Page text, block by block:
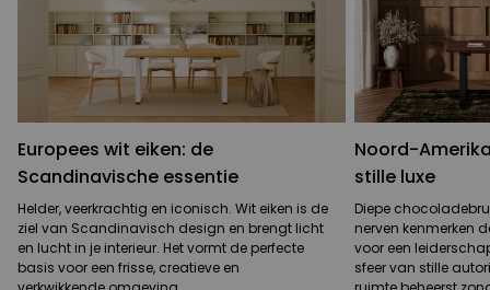
Europees wit eiken: de
Scandinavische essentie
Helder, veerkrachtig en iconisch. Wit eiken is de
ziel van Scandinavisch design en brengt licht
en lucht in je interieur. Het vormt de perfecte
basis voor een frisse, creatieve en
Noord-
stille luxe
Diepe
nerven kenmerken
voor een
sfeer van stille